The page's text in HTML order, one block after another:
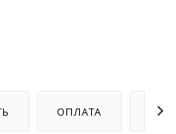
ОПЛАТА